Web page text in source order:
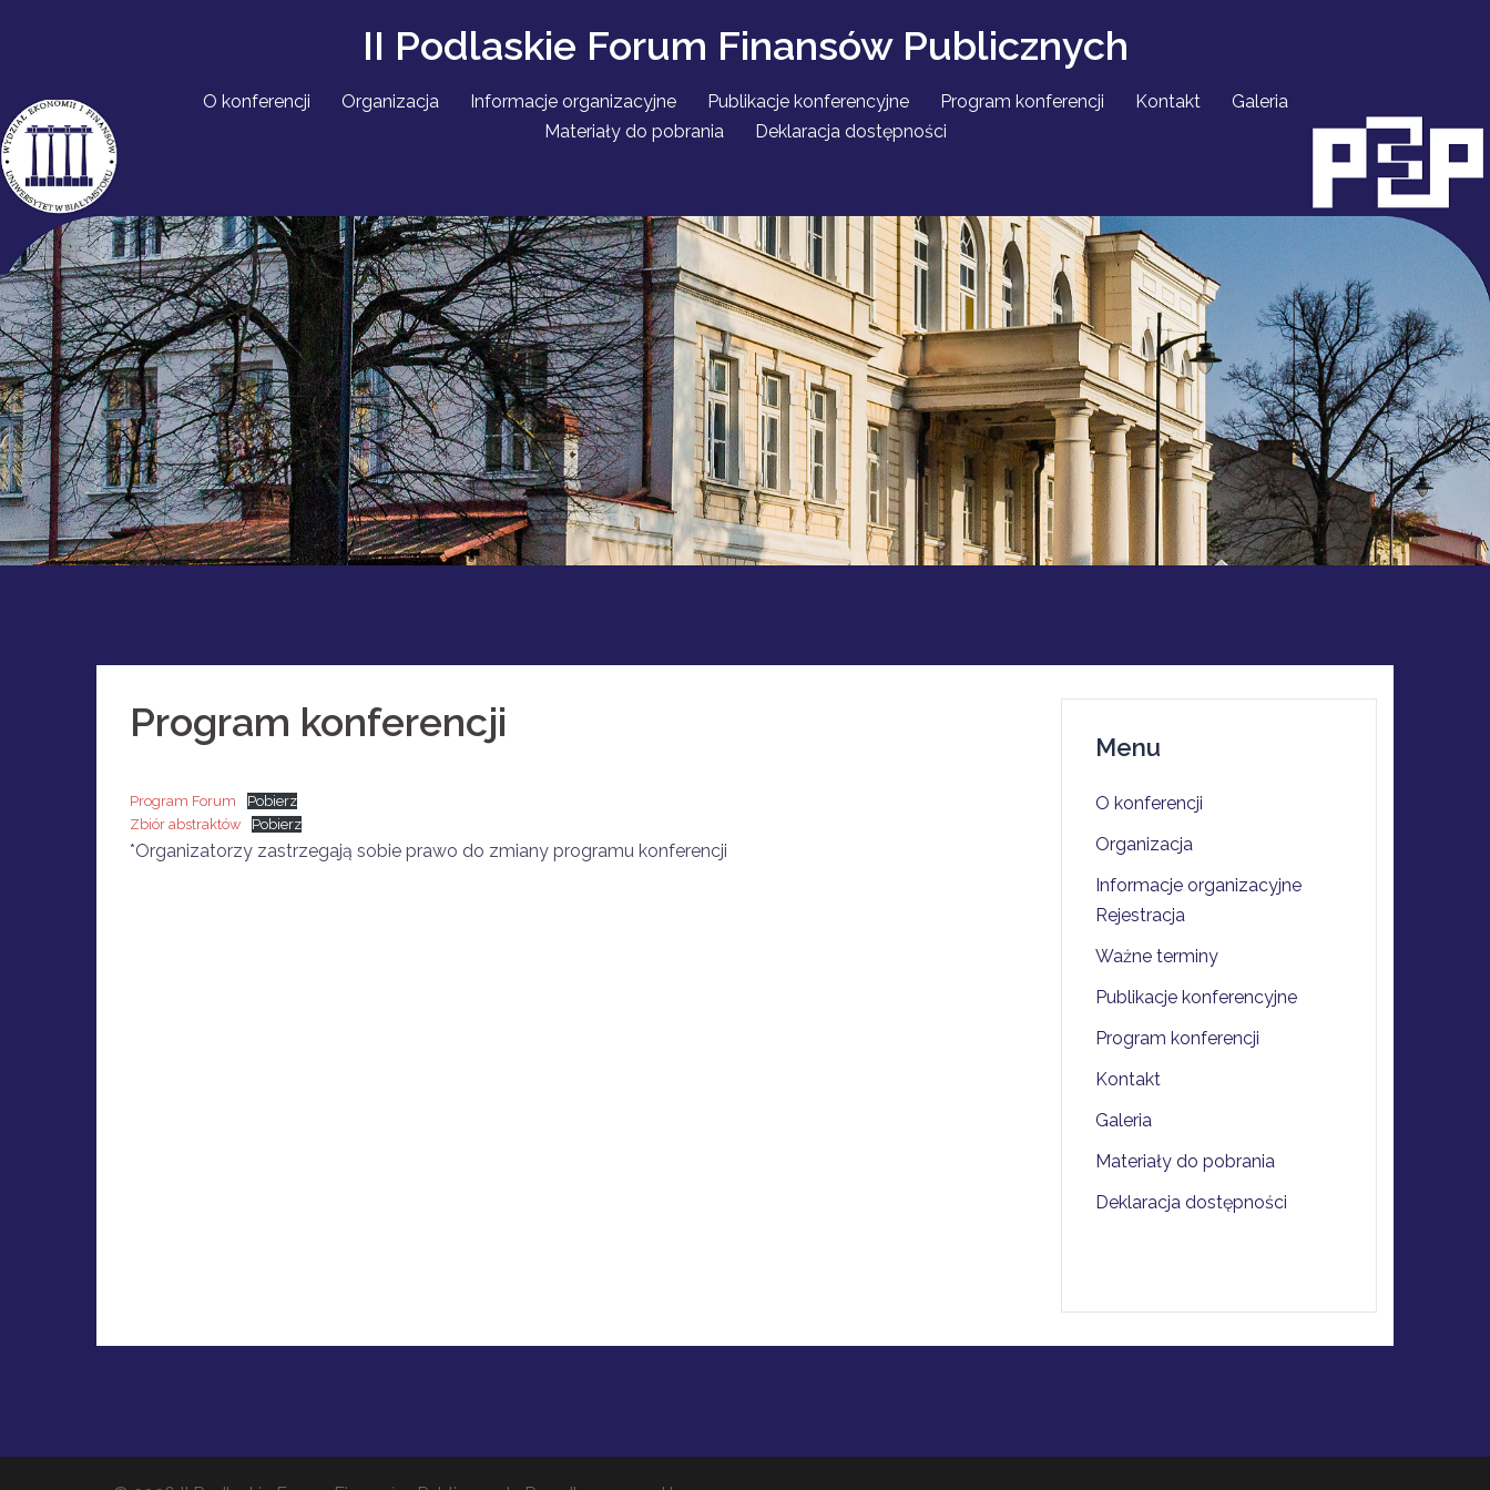
II Podlaskie Forum Finansów Publicznych
O konferencji Organizacja Informacje organizacyjne Publikacje konferencyjne Program konferencji Kontakt
Galeria
Materiały do pobrania
Deklaracja dostępności
Program konferencji
Program Forum
Pobierz
Zbiór abstraktów
Pobierz
*Organizatorzy zastrzegają sobie prawo do zmiany programu konferencji
Menu
O konferencji
Organizacja
Informacje organizacyjne
Rejestracja
Ważne terminy
Publikacje konferencyjne
Program konferencji
Kontakt
Galeria
Materiały do pobrania
Deklaracja dostępności